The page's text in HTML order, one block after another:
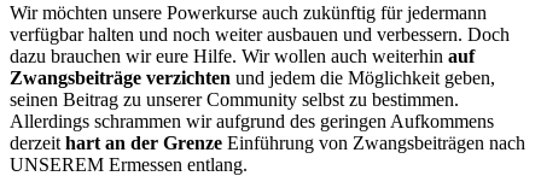
Wir möchten unsere Powerkurse auch zukünftig für jedermann
verfügbar halten und noch weiter ausbauen und verbessern. Doch
dazu brauchen wir eure Hilfe. Wir wollen auch weiterhin auf
Zwangsbeiträge verzichten und jedem die Möglichkeit geben,
seinen Beitrag zu unserer Community selbst zu bestimmen.
Allerdings schrammen wir aufgrund des geringen Aufkommens
derzeit hart an der Grenze Einführung von Zwangsbeiträgen nach
UNSEREM Ermessen entlang.